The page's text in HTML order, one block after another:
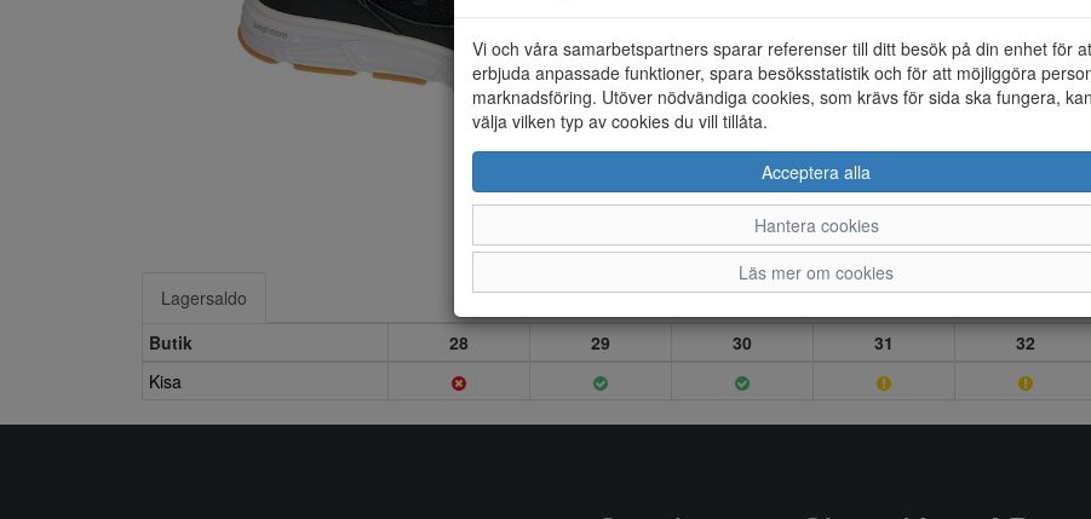
Lagersaldo
Butik
28 29 30 31 32
Kisa
Vi och våra samarbetspartners sparar referenser till ditt besök på din enhet för
erbjuda anpassade funktioner, spara besöksstatistik och för att möjliggöra
marknadsföring. Utöver nödvändiga cookies, som krävs för sida ska fungera,
välja vilken typ av cookies du vill tillåta.
Acceptera alla
Hantera cookies
Läs mer om cookies